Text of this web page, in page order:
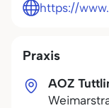
Praxis
AOZ
https://